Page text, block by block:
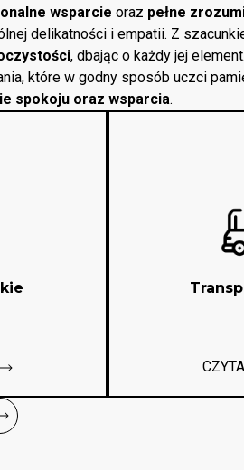
wsparcie oraz pełne
delikatności i empatii. Z
, dbając o każdy jej
które w godny sposób uczci
spokoju oraz wsparcia.